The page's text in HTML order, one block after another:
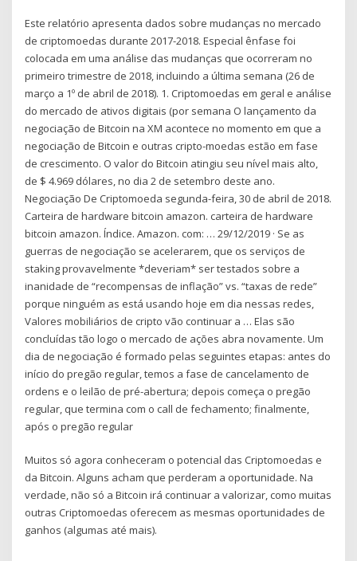
Este relatório apresenta dados sobre mudanças no mercado
de criptomoedas durante 2017-2018. Especial ênfase foi
colocada em uma análise das mudanças que ocorreram no
primeiro trimestre de 2018, incluindo a última semana (26 de
março a 1º de abril de 2018). 1. Criptomoedas em geral e análise
do mercado de ativos digitais (por semana O lançamento da
negociação de Bitcoin na XM acontece no momento em que a
negociação de Bitcoin e outras cripto-moedas estão em fase
de crescimento. O valor do Bitcoin atingiu seu nível mais alto,
de $ 4.969 dólares, no dia 2 de setembro deste ano.
Negociação De Criptomoeda segunda-feira, 30 de abril de 2018.
Carteira de hardware bitcoin amazon. carteira de hardware
bitcoin amazon. Índice. Amazon. com: … 29/12/2019 · Se as
guerras de negociação se acelerarem, que os serviços de
staking provavelmente *deveriam* ser testados sobre a
inanidade de “recompensas de inflação” vs. “taxas de rede”
porque ninguém as está usando hoje em dia nessas redes,
Valores mobiliários de cripto vão continuar a … Elas são
concluídas tão logo o mercado de ações abra novamente. Um
dia de negociação é formado pelas seguintes etapas: antes do
início do pregão regular, temos a fase de cancelamento de
ordens e o leilão de pré-abertura; depois começa o pregão
regular, que termina com o call de fechamento; finalmente,
após o pregão regular
Muitos só agora conheceram o potencial das Criptomoedas e
da Bitcoin. Alguns acham que perderam a oportunidade. Na
verdade, não só a Bitcoin irá continuar a valorizar, como muitas
outras Criptomoedas oferecem as mesmas oportunidades de
ganhos (algumas até mais).